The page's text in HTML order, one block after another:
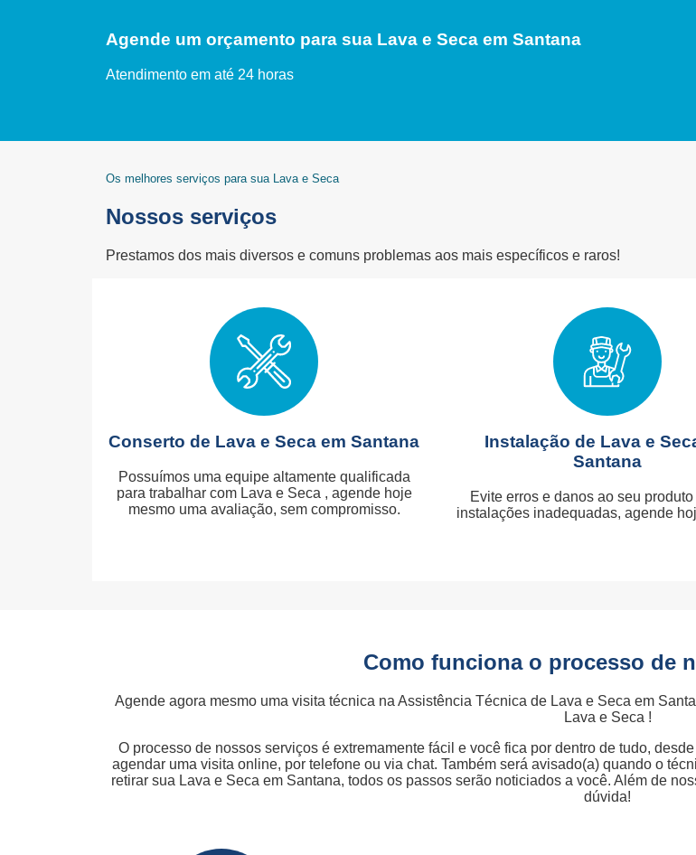
Agende um orçamento para sua Lava e Seca em Santana
Atendimento em até 24 horas
Os melhores serviços para sua Lava e Seca
Nossos serviços
Prestamos dos mais diversos e comuns problemas aos mais específicos e raros!
Conserto de Lava e Seca em Santana
Possuímos uma equipe altamente qualificada
para trabalhar com Lava e Seca , agende hoje
mesmo uma avaliação, sem compromisso.
Instalação de Lava e
Santana
Evite erros e danos ao seu
instalações inadequadas, agende
Como funciona o processo de
Agende agora mesmo uma visita técnica na Assistência Técnica de Lava e Seca em
Lava e Seca !
O processo de nossos serviços é extremamente fácil e você fica por dentro de tudo,
agendar uma visita online, por telefone ou via chat. Também será avisado(a) quando o
retirar sua Lava e Seca em Santana, todos os passos serão noticiados a você. Além de
dúvida!